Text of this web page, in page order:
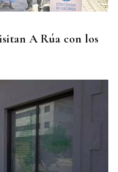
A Rúa con los